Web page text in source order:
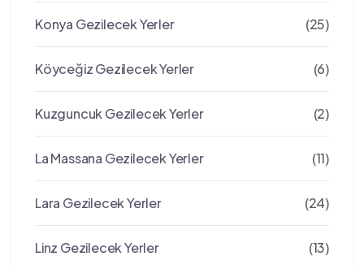
Konya Gezilecek Yerler (25)
Köyceğiz Gezilecek Yerler (6)
Kuzguncuk Gezilecek Yerler (2)
La Massana Gezilecek Yerler (11)
Lara Gezilecek Yerler (24)
Linz Gezilecek Yerler (13)